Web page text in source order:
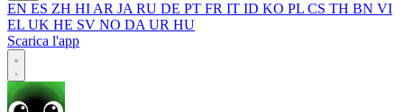
EN ES ZH HI AR JA RU DE PT FR IT ID KO PL CS TH BN VI
EL UK HE SV NO DA UR HU
Scarica l'app